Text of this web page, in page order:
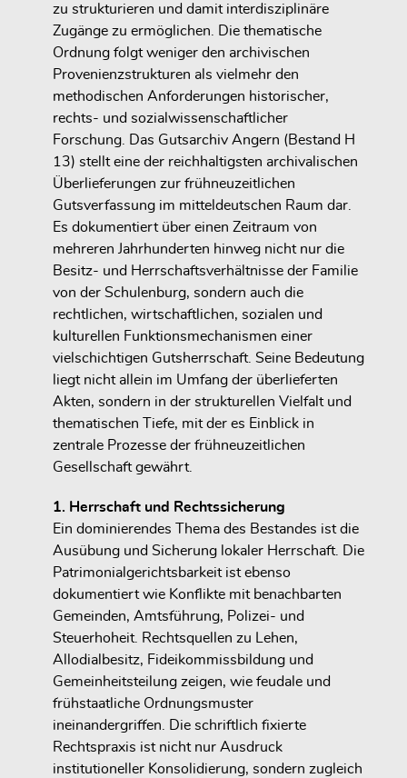
zu strukturieren und damit interdisziplinäre
Zugänge zu ermöglichen. Die thematische
Ordnung folgt weniger den archivischen
Provenienzstrukturen als vielmehr den
methodischen Anforderungen historischer,
rechts- und sozialwissenschaftlicher
Forschung. Das Gutsarchiv Angern (Bestand H
13) stellt eine der reichhaltigsten archivalischen
Überlieferungen zur frühneuzeitlichen
Gutsverfassung im mitteldeutschen Raum dar.
Es dokumentiert über einen Zeitraum von
mehreren Jahrhunderten hinweg nicht nur die
Besitz- und Herrschaftsverhältnisse der Familie
von der Schulenburg, sondern auch die
rechtlichen, wirtschaftlichen, sozialen und
kulturellen Funktionsmechanismen einer
vielschichtigen Gutsherrschaft. Seine Bedeutung
liegt nicht allein im Umfang der überlieferten
Akten, sondern in der strukturellen Vielfalt und
thematischen Tiefe, mit der es Einblick in
zentrale Prozesse der frühneuzeitlichen
Gesellschaft gewährt.
1. Herrschaft und Rechtssicherung
Ein dominierendes Thema des Bestandes ist die
Ausübung und Sicherung lokaler Herrschaft. Die
Patrimonialgerichtsbarkeit ist ebenso
dokumentiert wie Konflikte mit benachbarten
Gemeinden, Amtsführung, Polizei- und
Steuerhoheit. Rechtsquellen zu Lehen,
Allodialbesitz, Fideikommissbildung und
Gemeinheitsteilung zeigen, wie feudale und
frühstaatliche Ordnungsmuster
ineinandergriffen. Die schriftlich fixierte
Rechtspraxis ist nicht nur Ausdruck
institutioneller Konsolidierung, sondern zugleich